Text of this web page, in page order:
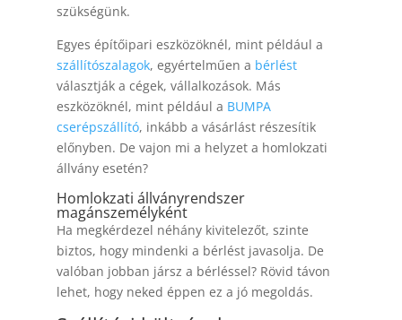
szükségünk.
Egyes építőipari eszközöknél, mint például a
szállítószalagok, egyértelműen a bérlést
választják a cégek, vállalkozások. Más
eszközöknél, mint például a BUMPA
cserépszállító, inkább a vásárlást részesítik
előnyben. De vajon mi a helyzet a homlokzati
állvány esetén?
Homlokzati állványrendszer
magánszemélyként
Ha megkérdezel néhány kivitelezőt, szinte
biztos, hogy mindenki a bérlést javasolja. De
valóban jobban jársz a bérléssel? Rövid távon
lehet, hogy neked éppen ez a jó megoldás.